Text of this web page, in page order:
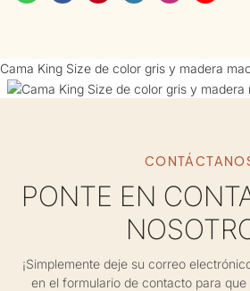
Cama King Size de color gris y madera
PONTE EN
¡Simplemente deje su correo
en el formulario de contacto para